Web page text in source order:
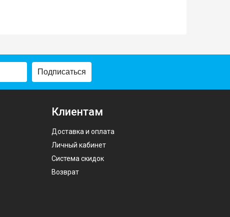
Подписаться
Клиентам
Доставка и оплата
Личный кабинет
Система скидок
Возврат